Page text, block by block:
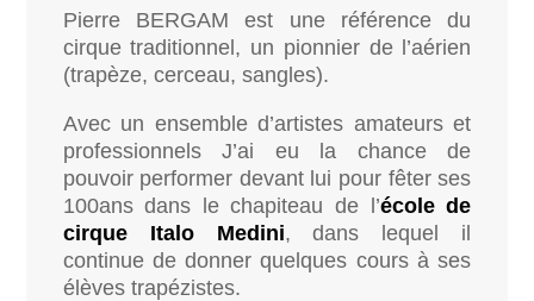
Pierre BERGAM est une référence du
cirque traditionnel, un pionnier de l’aérien
(trapèze, cerceau, sangles).
Avec un ensemble d’artistes amateurs et
professionnels J’ai eu la chance de
pouvoir performer devant lui pour fêter ses
100ans dans le chapiteau de l’école de
cirque Italo Medini, dans lequel il
continue de donner quelques cours à ses
élèves trapézistes.